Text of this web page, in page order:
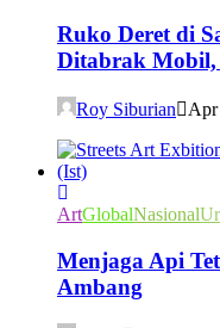
Ruko Deret di
Ditabrak Mobil,
Roy Siburian Apr
ArtGlobalNasional
Menjaga Api
Ambang